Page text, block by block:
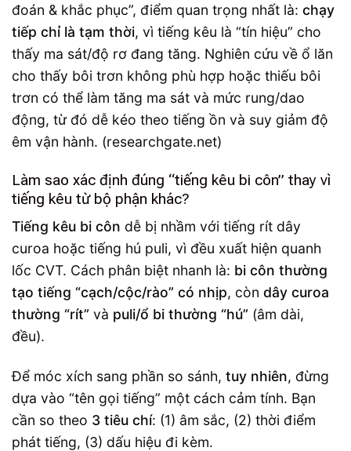
đoán & khắc phục”, điểm quan trọng nhất là: chạy
tiếp chỉ là tạm thời, vì tiếng kêu là “tín hiệu” cho
thấy ma sát/độ rơ đang tăng. Nghiên cứu về ổ lăn
cho thấy bôi trơn không phù hợp hoặc thiếu bôi
trơn có thể làm tăng ma sát và mức rung/dao
động, từ đó dễ kéo theo tiếng ồn và suy giảm độ
êm vận hành. (researchgate.net)
Làm sao xác định đúng “tiếng kêu bi côn” thay vì
tiếng kêu từ bộ phận khác?
Tiếng kêu bi côn dễ bị nhầm với tiếng rít dây
curoa hoặc tiếng hú puli, vì đều xuất hiện quanh
lốc CVT. Cách phân biệt nhanh là: bi côn thường
tạo tiếng “cạch/cộc/rào” có nhịp, còn dây curoa
thường “rít” và puli/ổ bi thường “hú” (âm dài,
đều).
Để móc xích sang phần so sánh, tuy nhiên, đừng
dựa vào “tên gọi tiếng” một cách cảm tính. Bạn
cần so theo 3 tiêu chí: (1) âm sắc, (2) thời điểm
phát tiếng, (3) dấu hiệu đi kèm.